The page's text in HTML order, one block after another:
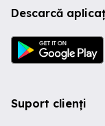
Descarcă
Suport clienți